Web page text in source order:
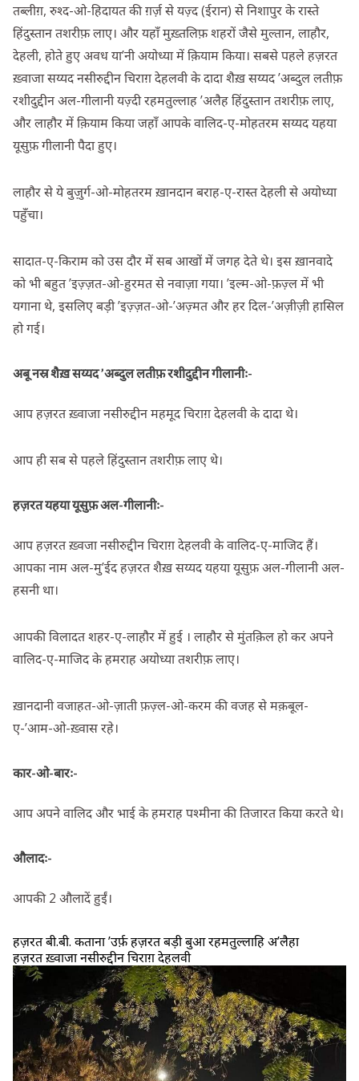
तब्लीग़, रुश्द-ओ-हिदायत की ग़र्ज़ से यज़्द (ईरान) से निशापुर के रास्ते
हिंदुस्तान तशरीफ़ लाए। और यहाँ मुख़्तलिफ़ शहरों जैसे मुल्तान, लाहौर,
देहली, होते हुए अवध या’नी अयोध्या में क़ियाम किया। सबसे पहले हज़रत
ख़्वाजा सय्यद नसीरुद्दीन चिराग़ देहलवी के दादा शैख़ सय्यद ’अब्दुल लतीफ़
रशीदुद्दीन अल-गीलानी यज़्दी रहमतुल्लाह ’अलैह हिंदुस्तान तशरीफ़ लाए,
और लाहौर में क़ियाम किया जहाँ आपके वालिद-ए-मोहतरम सय्यद यहया
यूसुफ़ गीलानी पैदा हुए।
लाहौर से ये बुज़ुर्ग-ओ-मोहतरम ख़ानदान बराह-ए-रास्त देहली से अयोध्या
पहुँचा।
सादात-ए-किराम को उस दौर में सब आखों में जगह देते थे। इस ख़ानवादे
को भी बहुत ’इज़्ज़त-ओ-हुरमत से नवाज़ा गया। ’इल्म-ओ-फ़ज़्ल में भी
यगाना थे, इसलिए बड़ी ’इज़्ज़त-ओ-’अज़्मत और हर दिल-’अज़ीज़ी हासिल
हो गई।
अबू नस्र शैख़ सय्यद ’अब्दुल लतीफ़ रशीदुद्दीन गीलानीः-
आप हज़रत ख़्वाजा नसीरुद्दीन महमूद चिराग़ देहलवी के दादा थे।
आप ही सब से पहले हिंदुस्तान तशरीफ़ लाए थे।
हज़रत यहया यूसुफ़ अल-गीलानीः-
आप हज़रत ख़्वजा नसीरुद्दीन चिराग़ देहलवी के वालिद-ए-माजिद हैं।
आपका नाम अल-मु’ईद हज़रत शैख़ सय्यद यहया यूसुफ़ अल-गीलानी अल-
हसनी था।
आपकी विलादत शहर-ए-लाहौर में हुई । लाहौर से मुंतक़िल हो कर अपने
वालिद-ए-माजिद के हमराह अयोध्या तशरीफ़ लाए।
ख़ानदानी वजाहत-ओ-ज़ाती फ़ज़्ल-ओ-करम की वजह से मक़बूल-
ए-’आम-ओ-ख़्वास रहे।
कार-ओ-बारः-
आप अपने वालिद और भाई के हमराह पश्मीना की तिजारत किया करते थे।
औलादः-
आपकी 2 औलादें हुईं।
हज़रत बी.बी. कताना ’उर्फ़ हज़रत बड़ी बुआ रहमतुल्लाहि अ’लैहा
हज़रत ख़्वाजा नसीरुद्दीन चिराग़ देहलवी